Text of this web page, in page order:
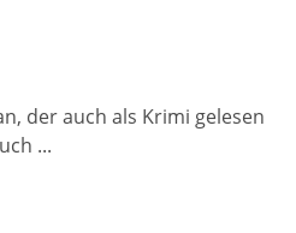
der auch als Krimi gelesen
...